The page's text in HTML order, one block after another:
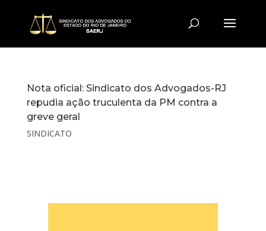
Nota oficial: Sindicato dos Advogados-RJ
repudia ação truculenta da PM contra a
greve geral
SINDICATO